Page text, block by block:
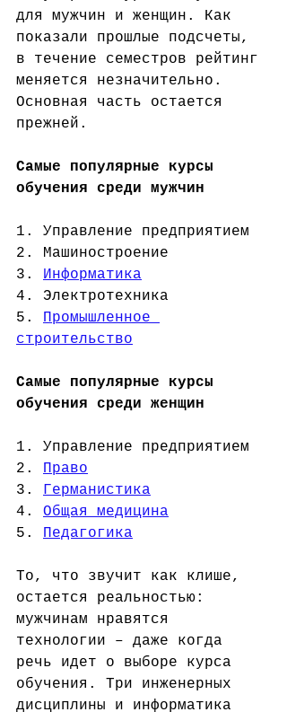
для мужчин и женщин. Как
показали прошлые подсчеты,
в течение семестров рейтинг
меняется незначительно.
Основная часть остается
прежней.
Самые популярные курсы
обучения среди мужчин
1. Управление предприятием
2. Машиностроение
3. Информатика
4. Электротехника
5. Промышленное
строительство
Самые популярные курсы
обучения среди женщин
1. Управление предприятием
2. Право
3. Германистика
4. Общая медицина
5. Педагогика
То, что звучит как клише,
остается реальностью:
мужчинам нравятся
технологии – даже когда
речь идет о выборе курса
обучения. Три инженерных
дисциплины и информатика